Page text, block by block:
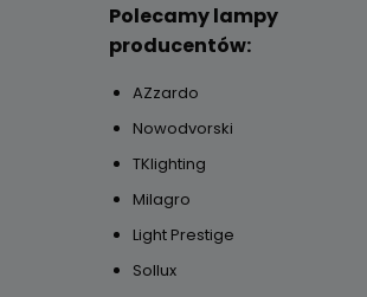
Polecamy lampy
producentów:
AZzardo
Nowodvorski
TKlighting
Milagro
Light Prestige
Sollux